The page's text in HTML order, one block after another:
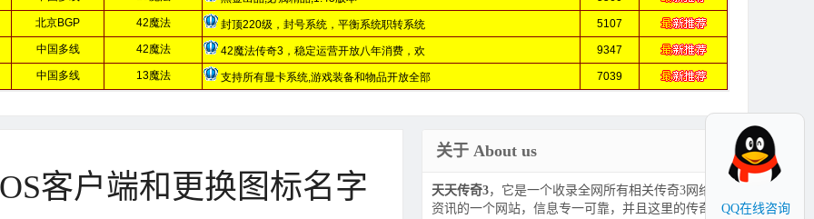
客户端和更换图标名字
关于 About us
天天传奇3，它是一个收录全网所有相关传奇3网络游戏
资讯的一个网站，信息专一可靠，并且这里的传奇3私QQ在线咨询